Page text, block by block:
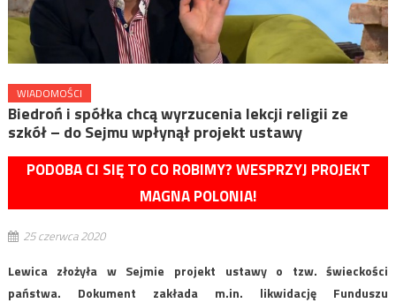
WIADOMOŚCI
Biedroń i spółka chcą wyrzucenia lekcji religii ze
szkół – do Sejmu wpłynął projekt ustawy
PODOBA CI SIĘ TO CO ROBIMY? WESPRZYJ PROJEKT
MAGNA POLONIA!
25 czerwca 2020
Lewica złożyła w Sejmie projekt ustawy o tzw. świeckości
państwa. Dokument zakłada m.in. likwidację Funduszu